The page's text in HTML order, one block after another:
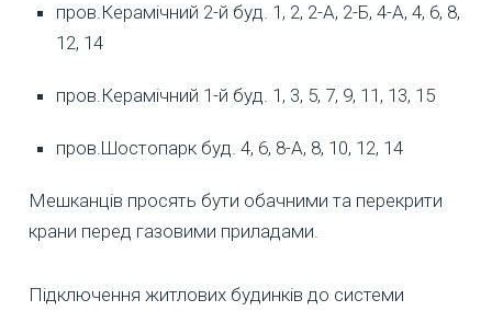
пров.Керамічний 2-й буд. 1, 2, 2-А, 2-Б, 4-А, 4, 6, 8,
12, 14
пров.Керамічний 1-й буд. 1, 3, 5, 7, 9, 11, 13, 15
пров.Шостопарк буд. 4, 6, 8-А, 8, 10, 12, 14
Мешканців просять бути обачними та перекрити
крани перед газовими приладами.
Підключення житлових будинків до системи